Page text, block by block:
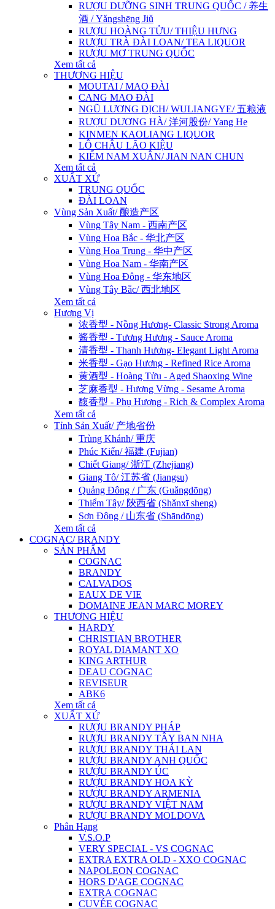
RƯỢU DƯỠNG SINH TRUNG QUỐC / 养生
酒 / Yǎngshēng Jiǔ
RƯỢU HOÀNG TỬU/ THIỆU HƯNG
RƯỢU TRÀ ĐÀI LOAN/ TEA LIQUOR
RƯỢU MƠ TRUNG QUỐC
Xem tất cả
THƯƠNG HIỆU
MOUTAI / MAO ĐÀI
CANG MAO ĐÀI
NGŨ LƯƠNG DỊCH/ WULIANGYE/ 五粮液
RƯỢU DƯƠNG HÀ/ 洋河股份/ Yang He
KINMEN KAOLIANG LIQUOR
LÔ CHÂU LÃO KIỆU
KIẾM NAM XUÂN/ JIAN NAN CHUN
Xem tất cả
XUẤT XỨ
TRUNG QUỐC
ĐÀI LOAN
Vùng Sản Xuất/ 酿造产区
Vùng Tây Nam - 西南产区
Vùng Hoa Bắc - 华北产区
Vùng Hoa Trung - 华中产区
Vùng Hoa Nam - 华南产区
Vùng Hoa Đông - 华东地区
Vùng Tây Bắc/ 西北地区
Xem tất cả
Hương Vị
浓香型 - Nồng Hương- Classic Strong Aroma
酱香型 - Tương Hương - Sauce Aroma
清香型 - Thanh Hương- Elegant Light Aroma
米香型 - Gạo Hương - Refined Rice Aroma
黄酒型 - Hoàng Tửu - Aged Shaoxing Wine
芝麻香型 - Hương Vừng - Sesame Aroma
馥香型 - Phụ Hương - Rich & Complex Aroma
Xem tất cả
Tỉnh Sản Xuất/ 产地省份
Trùng Khánh/ 重庆
Phúc Kiến/ 福建 (Fujian)
Chiết Giang/ 浙江 (Zhejiang)
Giang Tô/ 江苏省 (Jiangsu)
Quảng Đông / 广东 (Guǎngdōng)
Thiểm Tây/ 陝西省 (Shǎnxī sheng)
Sơn Đông / 山东省 (Shāndōng)
Xem tất cả
COGNAC/ BRANDY
SẢN PHẨM
COGNAC
BRANDY
CALVADOS
EAUX DE VIE
DOMAINE JEAN MARC MOREY
THƯƠNG HIỆU
HARDY
CHRISTIAN BROTHER
ROYAL DIAMANT XO
KING ARTHUR
DEAU COGNAC
REVISEUR
ABK6
Xem tất cả
XUẤT XỨ
RƯỢU BRANDY PHÁP
RƯỢU BRANDY TÂY BAN NHA
RƯỢU BRANDY THÁI LAN
RƯỢU BRANDY ANH QUỐC
RƯỢU BRANDY ÚC
RƯỢU BRANDY HOA KỲ
RƯỢU BRANDY ARMENIA
RƯỢU BRANDY VIỆT NAM
RƯỢU BRANDY MOLDOVA
Phân Hạng
V.S.O.P
VERY SPECIAL - VS COGNAC
EXTRA EXTRA OLD - XXO COGNAC
NAPOLEON COGNAC
HORS D'AGE COGNAC
EXTRA COGNAC
CUVÉE COGNAC